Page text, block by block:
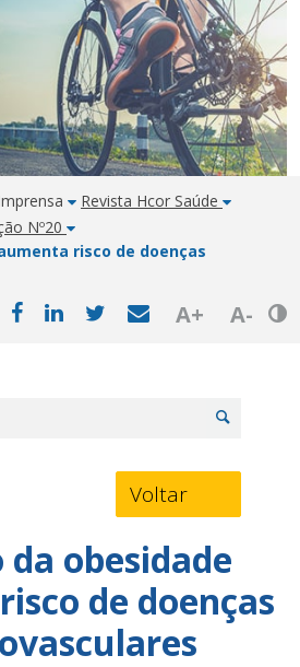
Revista Hcor Saúde
Nº20
risco de doenças
A+ A-
Voltar
da obesidade
de doenças